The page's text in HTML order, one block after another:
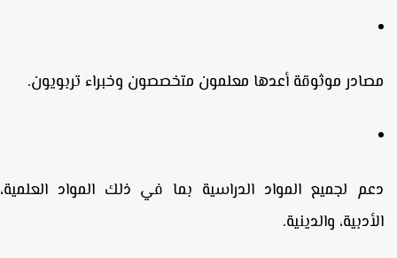
موثوقةأعدها معلمون متخصصون وخبراء تربويون.
لجميع المواد الدراسيةبما في ذلك المواد العلمية،
والدينية.